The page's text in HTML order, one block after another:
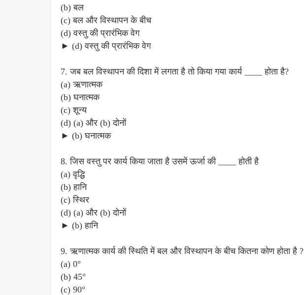
(b) बल
(c) बल और विस्थापन के बीच
(d) वस्तु की प्रारंभिक वेग
► (d) वस्तु की प्रारंभिक वेग
7. जब बल विस्थापन की दिशा में लगता है तो किया गया कार्य ____ होता है?
(a) ऋणात्मक
(b) घनात्मक
(c) शून्य
(d) (a) और (b) दोनों
► (b) घनात्मक
8. जिस वस्तु पर कार्य किया जाता है उसमें ऊर्जा की ____ होती है
(a) वृद्धि
(b) हानि
(c) स्थिर
(d) (a) और (b) दोनों
► (b) हानि
9. ऋणात्मक कार्य की स्थिति में बल और विस्थापन के बीच कितना कोण होता है ?
(a) 0°
(b) 45°
(c) 90°